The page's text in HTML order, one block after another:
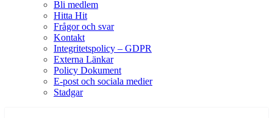
Bli medlem
Hitta Hit
Frågor och svar
Kontakt
Integritetspolicy – GDPR
Externa Länkar
Policy Dokument
E-post och sociala medier
Stadgar